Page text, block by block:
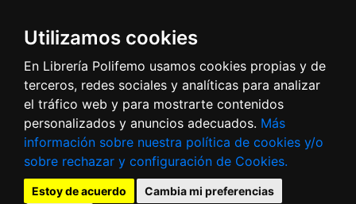
Utilizamos cookies
En Librería Polifemo usamos cookies propias y de
terceros, redes sociales y analíticas para analizar
el tráfico web y para mostrarte contenidos
personalizados y anuncios adecuados. Más
información sobre nuestra política de cookies y/o
sobre rechazar y configuración de Cookies.
Estoy de acuerdo
Cambia mi preferencias